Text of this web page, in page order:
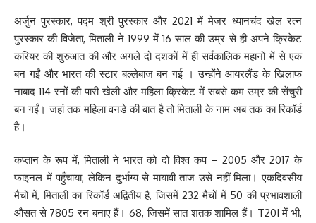
अर्जुन पुरस्कार, पद्म श्री पुरस्कार और 2021 में मेजर ध्यानचंद खेल रत्न
पुरस्कार की विजेता, मिताली ने 1999 में 16 साल की उम्र से ही अपने क्रिकेट
करियर की शुरुआत की और अगले दो दशकों में ही सर्वकालिक महानों में से एक
बन गईं और भारत की स्टार बल्लेबाज बन गई । उन्होंने आयरलैंड के खिलाफ
नाबाद 114 रनों की पारी खेली और महिला क्रिकेट में सबसे कम उम्र की सेंचुरी
बन गईं। जहां तक ​​महिला वनडे की बात है तो मिताली के नाम अब तक का रिकॉर्ड
है।
कप्तान के रूप में, मिताली ने भारत को दो विश्व कप – 2005 और 2017 के
फाइनल में पहुँचाया, लेकिन दुर्भाग्य से मायावी ताज उसे नहीं मिला। एकदिवसीय
मैचों में, मिताली का रिकॉर्ड अद्वितीय है, जिसमें 232 मैचों में 50 की प्रभावशाली
औसत से 7805 रन बनाए हैं। 68, जिसमें सात शतक शामिल हैं। T20I में भी,